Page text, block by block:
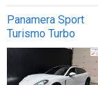
Panamera Sport
Turismo Turbo